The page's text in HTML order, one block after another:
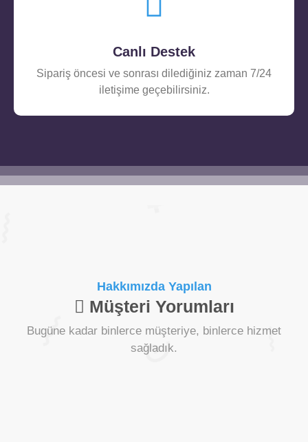
Canlı Destek
Sipariş öncesi ve sonrası dilediğiniz zaman 7/24
iletişime geçebilirsiniz.
Hakkımızda Yapılan
Müşteri Yorumları
Bugüne kadar binlerce müşteriye, binlerce hizmet
sağladık.